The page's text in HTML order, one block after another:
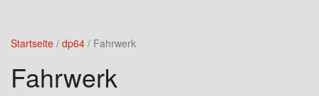
Startseite / dp64 / Fahrwerk
Fahrwerk